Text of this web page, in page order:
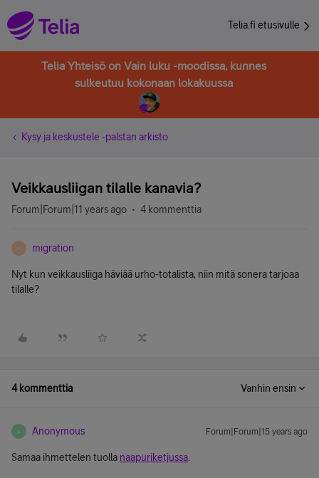
Telia.fi etusivulle
Telia Yhteisö on Vain luku -moodissa, kunnes
sulkeutuu kokonaan lokakuussa
Kysy ja keskustele -palstan arkisto
Veikkausliigan tilalle kanavia?
Forum|Forum|11 years ago 4 kommenttia
M migration
Nyt kun veikkausliiga häviää urho-totalista, niin mitä sonera tarjoaa
tilalle?
4 kommenttia Vanhin ensin
A Anonymous Forum|Forum|15 years ago
Samaa ihmettelen tuolla naapuriketjussa